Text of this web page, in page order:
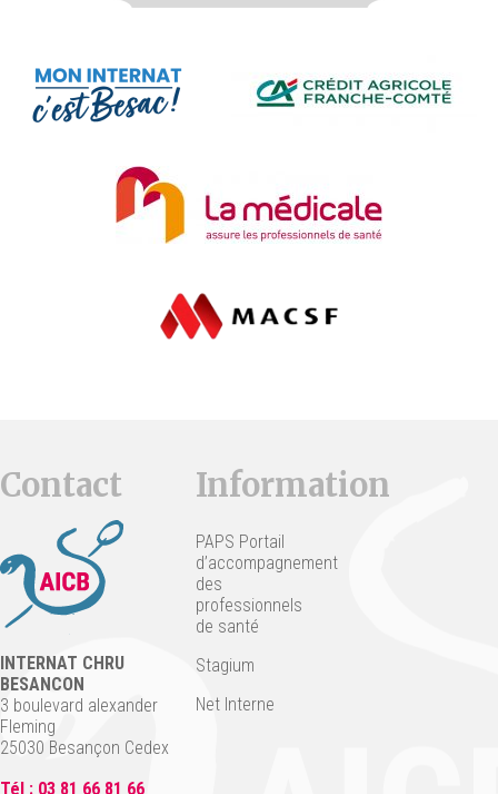
Contact
INTERNAT CHRU
BESANCON
3 boulevard alexander
Fleming
25030 Besançon Cedex
Tél : 03 81 66 81 66
Information
PAPS Portail
d’accompagnement
des
professionnels
de santé
Stagium
Net Interne